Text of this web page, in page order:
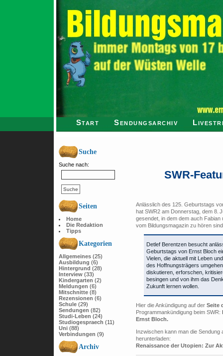
Start Sendungsarchiv
Suche
Suche nach:
Seiten
Home
Die Redaktion
Tipps
Kategorien
Allgemeines(25)
Ausbildung (6)
Hintergrund (28)
Interview(33)
Kindergarten (2)
Meldungen (6)
Mitschnitte(8)
Rezensionen (6)
Schule(29)
Sendungen (82)
Studi-Leben (24)
Studiogespraech (11)
Uni(88)
Verbindungen (9)
Archiv
SWR-
Anlässlich des 125. Geburtstags
hat SWR2 am Donnerstag, dem 8.
gesendet, in dem dem auch Fabian
vom Bildungsmagazin zu hören
Detlef Berentzen besucht
Geburtstags von Ernst Bloch
Vielen, die aktuell mit Leben
des Hoffnungsträgers
diskutieren, erforschen,
besingen und von ihm das
Zukunft lernen wollen.
Hier die Ankündigung auf derSeite
Programmankündigung beim SWR:
Ernst Bloch.
Inzwischen kann man die Sendung
herunterladen:
Renaissance der Utopien: Zur